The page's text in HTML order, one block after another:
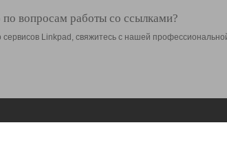
вопросам работы со ссылками?
сервисов Linkpad, свяжитесь с нашей